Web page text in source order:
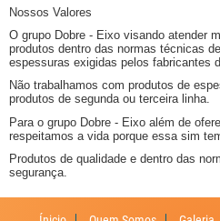
Nossos Valores
O grupo Dobre - Eixo visando atender
produtos dentro das normas técnicas
espessuras exigidas pelos fabricantes
Não trabalhamos com produtos de
produtos de segunda ou terceira linha.
Para o grupo Dobre - Eixo além de
respeitamos a vida porque essa sim
Produtos de qualidade e dentro das
segurança.